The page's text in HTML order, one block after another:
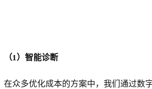
（1）智能诊断
在众多优化成本的方案中，我们通过数